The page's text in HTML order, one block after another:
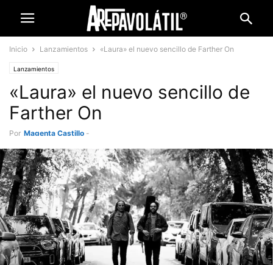
Inicio Lanzamientos «Laura» el nuevo sencillo de Farther On
Lanzamientos
«Laura» el nuevo sencillo de
Farther On
Por Magenta Castillo -